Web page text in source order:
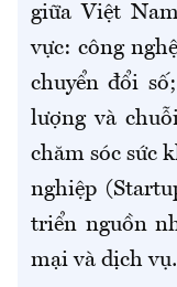
giữa Việt
vực: công
chuyển đổi
lượng và
chăm sóc sức
nghiệp
triển nguồn
mại và dịch